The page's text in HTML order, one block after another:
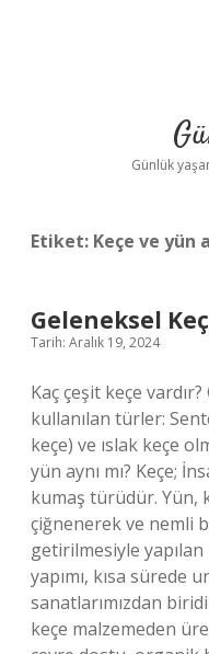
Günlük
Etiket: Keçe ve yün
Geleneksel
Tarih: Aralık 19, 2024
Kaç çeşit keçe
kullanılan türler:
keçe) ve ıslak keçe
yün aynı mı? Keçe;
kumaş türüdür. Yün,
çiğnenerek ve nemli
getirilmesiyle yapılan
yapımı, kısa sürede
sanatlarımızdan
keçe malzemeden